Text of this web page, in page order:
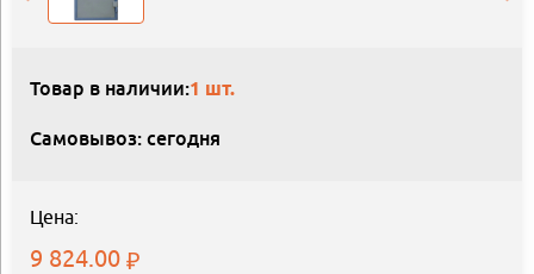
Товар в наличии:1 шт.
Самовывоз: сегодня
Цена:
9 824.00